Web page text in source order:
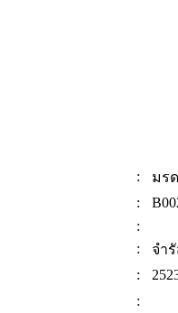
:
มร
:
:
:
จำ
:
: